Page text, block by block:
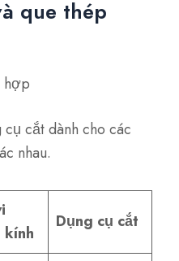
que thép
hợp
cắt dành cho các
nhau.
Dụng cụ cắt